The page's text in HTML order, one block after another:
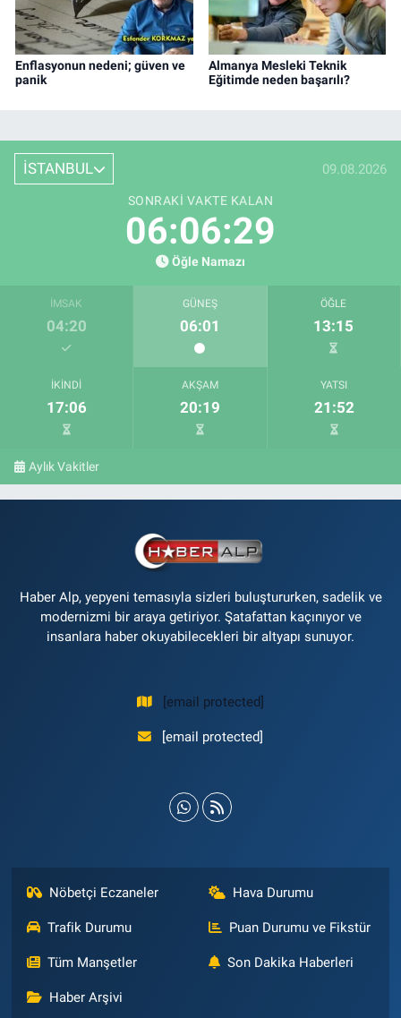
Enflasyonun nedeni; güven ve
panik
Almanya Mesleki Teknik
Eğitimde neden başarılı?
İSTANBUL 09.08.2026
SONRAKI VAKTE KALAN
06:06:29
Öğle Namazı
İMSAK
04:20
GÜNEŞ
06:01
ÖĞLE
13:15
İKINDI
17:06
AKŞAM
20:19
YATSI
21:52
Aylık Vakitler
Haber Alp, yepyeni temasıyla sizleri buluştururken, sadelik ve
modernizmi bir araya getiriyor. Şatafattan kaçınıyor ve
insanlara haber okuyabilecekleri bir altyapı sunuyor.
[email protected]
[email protected]
Nöbetçi Eczaneler Hava Durumu
Trafik Durumu Puan Durumu ve Fikstür
Tüm Manşetler Son Dakika Haberleri
Haber Arşivi